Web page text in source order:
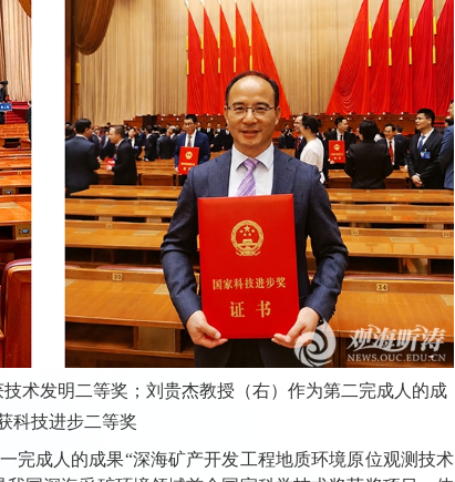
术发明二等奖；刘贵杰教授（右）作为第二完成人的成
科技进步二等奖
完成人的成果“深海矿产开发工程地质环境原位观测技术